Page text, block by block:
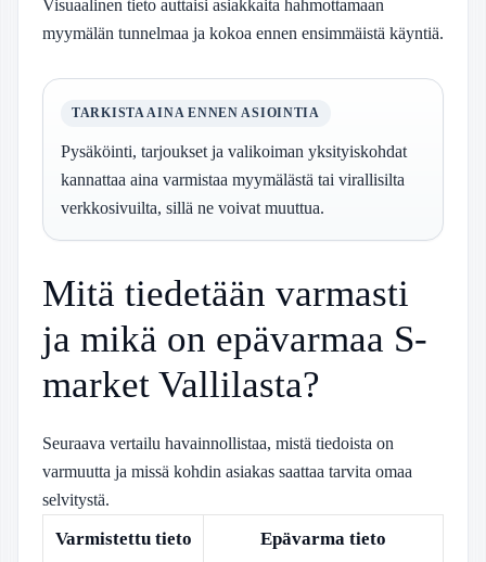
Visuaalinen tieto auttaisi asiakkaita hahmottamaan
myymälän tunnelmaa ja kokoa ennen ensimmäistä käyntiä.
TARKISTA AINA ENNEN ASIOINTIA
Pysäköinti, tarjoukset ja valikoiman yksityiskohdat
kannattaa aina varmistaa myymälästä tai virallisilta
verkkosivuilta, sillä ne voivat muuttua.
Mitä tiedetään varmasti
ja mikä on epävarmaa S-
market Vallilasta?
Seuraava vertailu havainnollistaa, mistä tiedoista on
varmuutta ja missä kohdin asiakas saattaa tarvita omaa
selvitystä.
Varmistettu tieto
Epävarma tieto